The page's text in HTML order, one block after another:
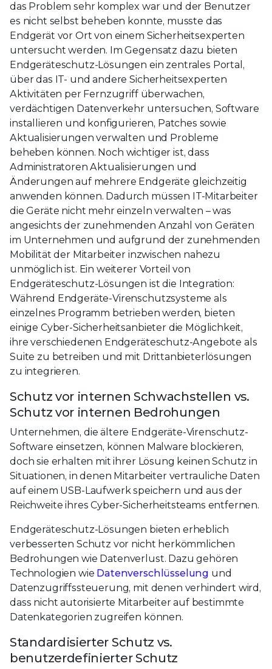
das Problem sehr komplex war und der Benutzer
es nicht selbst beheben konnte, musste das
Endgerät vor Ort von einem Sicherheitsexperten
untersucht werden. Im Gegensatz dazu bieten
Endgeräteschutz-Lösungen ein zentrales Portal,
über das IT- und andere Sicherheitsexperten
Aktivitäten per Fernzugriff überwachen,
verdächtigen Datenverkehr untersuchen, Software
installieren und konfigurieren, Patches sowie
Aktualisierungen verwalten und Probleme
beheben können. Noch wichtiger ist, dass
Administratoren Aktualisierungen und
Änderungen auf mehrere Endgeräte gleichzeitig
anwenden können. Dadurch müssen IT-Mitarbeiter
die Geräte nicht mehr einzeln verwalten – was
angesichts der zunehmenden Anzahl von Geräten
im Unternehmen und aufgrund der zunehmenden
Mobilität der Mitarbeiter inzwischen nahezu
unmöglich ist. Ein weiterer Vorteil von
Endgeräteschutz-Lösungen ist die Integration:
Während Endgeräte-Virenschutzsysteme als
einzelnes Programm betrieben werden, bieten
einige Cyber-Sicherheitsanbieter die Möglichkeit,
ihre verschiedenen Endgeräteschutz-Angebote als
Suite zu betreiben und mit Drittanbieterlösungen
zu integrieren.
Schutz vor internen Schwachstellen vs.
Schutz vor internen Bedrohungen
Unternehmen, die ältere Endgeräte-Virenschutz-
Software einsetzen, können Malware blockieren,
doch sie erhalten mit ihrer Lösung keinen Schutz in
Situationen, in denen Mitarbeiter vertrauliche Daten
auf einem USB-Laufwerk speichern und aus der
Reichweite ihres Cyber-Sicherheitsteams entfernen.
Endgeräteschutz-Lösungen bieten erheblich
verbesserten Schutz vor nicht herkömmlichen
Bedrohungen wie Datenverlust. Dazu gehören
Technologien wie Datenverschlüsselung und
Datenzugriffssteuerung, mit denen verhindert wird,
dass nicht autorisierte Mitarbeiter auf bestimmte
Datenkategorien zugreifen können.
Standardisierter Schutz vs.
benutzerdefinierter Schutz